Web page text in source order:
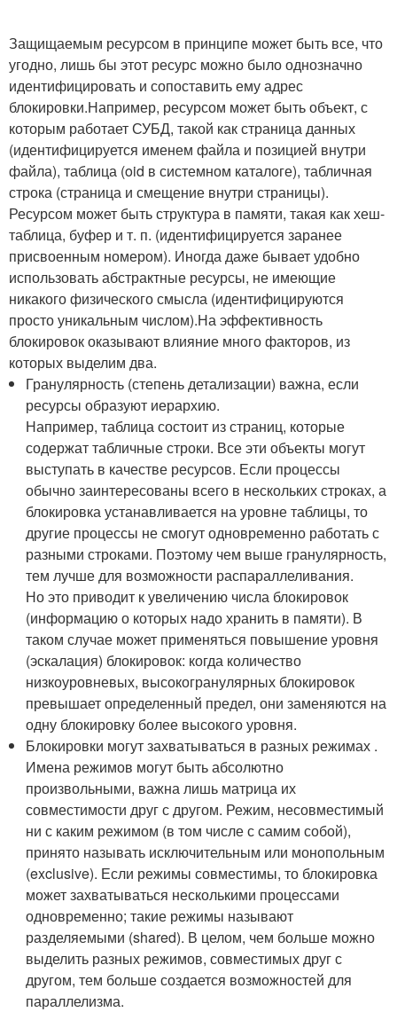
Защищаемым ресурсом в принципе может быть все, что
угодно, лишь бы этот ресурс можно было однозначно
идентифицировать и сопоставить ему адрес
блокировки.Например, ресурсом может быть объект, с
которым работает СУБД, такой как страница данных
(идентифицируется именем файла и позицией внутри
файла), таблица (oid в системном каталоге), табличная
строка (страница и смещение внутри страницы).
Ресурсом может быть структура в памяти, такая как хеш-
таблица, буфер и т. п. (идентифицируется заранее
присвоенным номером). Иногда даже бывает удобно
использовать абстрактные ресурсы, не имеющие
никакого физического смысла (идентифицируются
просто уникальным числом).На эффективность
блокировок оказывают влияние много факторов, из
которых выделим два.
Гранулярность (степень детализации) важна, если
ресурсы образуют иерархию.
Например, таблица состоит из страниц, которые
содержат табличные строки. Все эти объекты могут
выступать в качестве ресурсов. Если процессы
обычно заинтересованы всего в нескольких строках, а
блокировка устанавливается на уровне таблицы, то
другие процессы не смогут одновременно работать с
разными строками. Поэтому чем выше гранулярность,
тем лучше для возможности распараллеливания.
Но это приводит к увеличению числа блокировок
(информацию о которых надо хранить в памяти). В
таком случае может применяться повышение уровня
(эскалация) блокировок: когда количество
низкоуровневых, высокогранулярных блокировок
превышает определенный предел, они заменяются на
одну блокировку более высокого уровня.
Блокировки могут захватываться в разных режимах .
Имена режимов могут быть абсолютно
произвольными, важна лишь матрица их
совместимости друг с другом. Режим, несовместимый
ни с каким режимом (в том числе с самим собой),
принято называть исключительным или монопольным
(exclusive). Если режимы совместимы, то блокировка
может захватываться несколькими процессами
одновременно; такие режимы называют
разделяемыми (shared). В целом, чем больше можно
выделить разных режимов, совместимых друг с
другом, тем больше создается возможностей для
параллелизма.